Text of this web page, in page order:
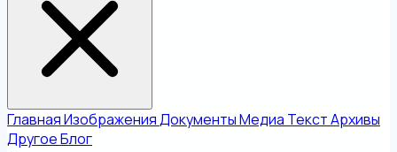
ГлавнаяИзображенияДокументыМедиа ТекстАрхивы
ДругоеБлог